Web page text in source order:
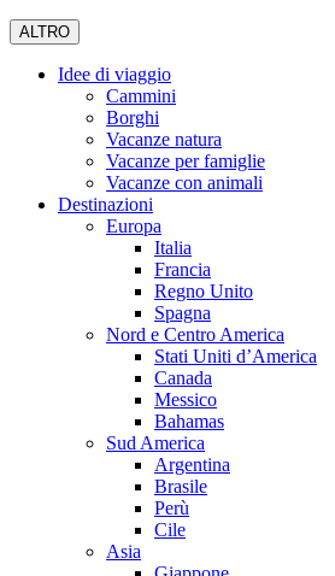
ALTRO
Idee di viaggio
Cammini
Borghi
Vacanze natura
Vacanze per famiglie
Vacanze con animali
Destinazioni
Europa
Italia
Francia
Regno Unito
Spagna
Nord e Centro America
Stati Uniti d’America
Canada
Messico
Bahamas
Sud America
Argentina
Brasile
Perù
Cile
Asia